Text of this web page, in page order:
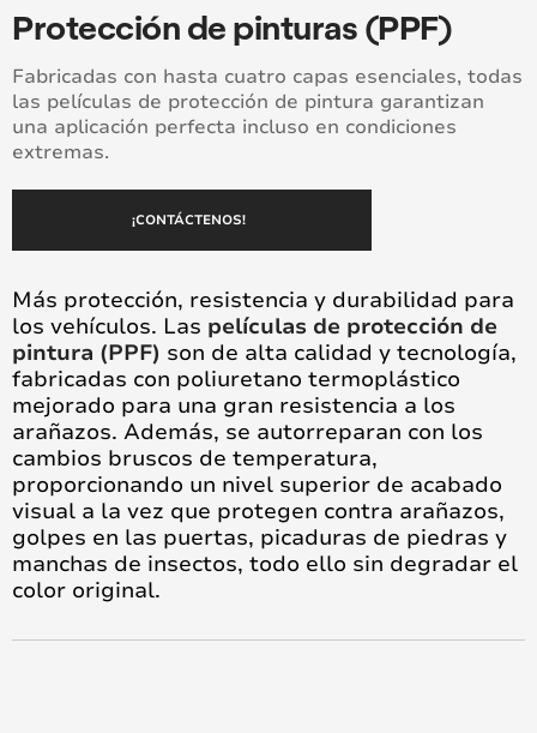
Protección de pinturas (PPF)
Fabricadas con hasta cuatro capas esenciales, todas
las películas de protección de pintura garantizan
una aplicación perfecta incluso en condiciones
extremas.
¡CONTÁCTENOS!
Más protección, resistencia y durabilidad para
los vehículos. Las películas de protección de
pintura (PPF) son de alta calidad y tecnología,
fabricadas con poliuretano termoplástico
mejorado para una gran resistencia a los
arañazos. Además, se autorreparan con los
cambios bruscos de temperatura,
proporcionando un nivel superior de acabado
visual a la vez que protegen contra arañazos,
golpes en las puertas, picaduras de piedras y
manchas de insectos, todo ello sin degradar el
color original.